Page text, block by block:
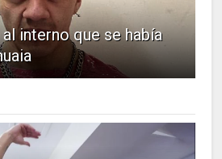
interno que se había